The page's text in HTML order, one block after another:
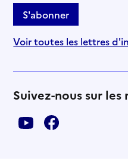
S'abonner
Voir toutes les lettres
Suivez-nous sur les